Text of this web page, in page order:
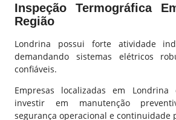
Inspeção Termográfica
Região
Londrina possui forte atividade
demandando sistemas elétricos
confiáveis.
Empresas localizadas em
investir em manutenção
segurança operacional e continuidade